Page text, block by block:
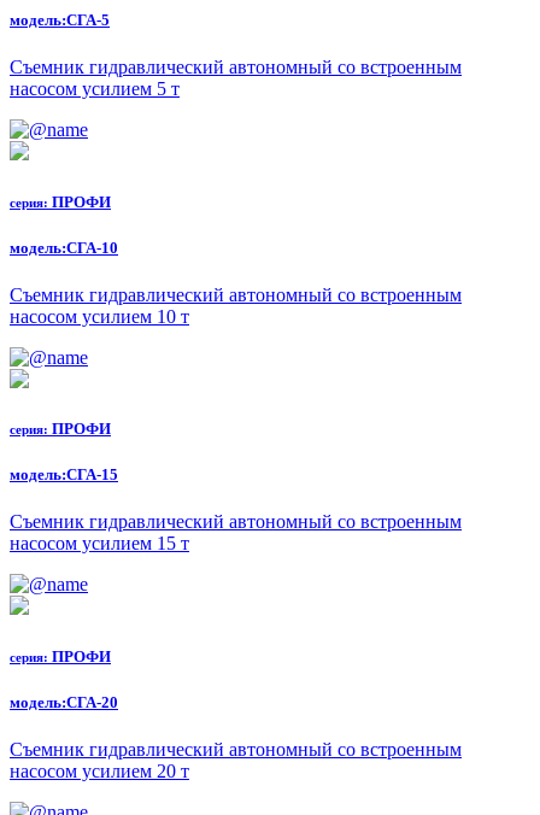
модель:СГА-5
Съемник гидравлический автономный со встроенным
насосом усилием 5 т
серия: ПРОФИ
модель:СГА-10
Съемник гидравлический автономный со встроенным
насосом усилием 10 т
серия: ПРОФИ
модель:СГА-15
Съемник гидравлический автономный со встроенным
насосом усилием 15 т
серия: ПРОФИ
модель:СГА-20
Съемник гидравлический автономный со встроенным
насосом усилием 20 т